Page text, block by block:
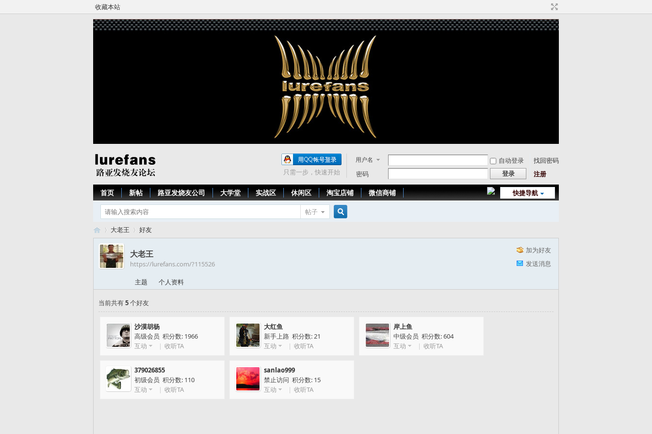
收藏本站
用户名 自动登录
找回密码
密码
登录 注册
只需一步，快速开始
快捷导航
首页 新帖 路亚发烧友公司 大学堂 实战区 休闲区 淘宝店铺 微信商铺
帖子
›
大老王 好友
加为好友
发送消息
大老王
https://lurefans.com/?115526
主题 个人资料
当前共有5个好友
沙漠胡杨
高级会员 积分数: 1966
互动
| 收听TA
大红鱼
新手上路 积分数: 21
互动
| 收听TA
岸上鱼
中级会员 积分数: 604
互动
| 收听TA
379026855
初级会员 积分数: 110
互动
| 收听TA
sanlao999
禁止访问 积分数: 15
互动
| 收听TA